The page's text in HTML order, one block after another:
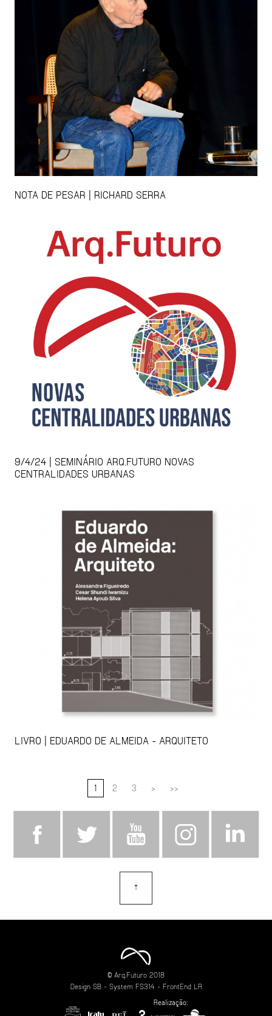
NOTA DE PESAR | RICHARD SERRA
9/4/24 | SEMINÁRIO ARQ.FUTURO NOVAS
CENTRALIDADES URBANAS
LIVRO | EDUARDO DE ALMEIDA - ARQUITETO
1 2 3 > >>
⇡
© Arq.Futuro 2018
Design SB- System FS314 - FrontEnd LR